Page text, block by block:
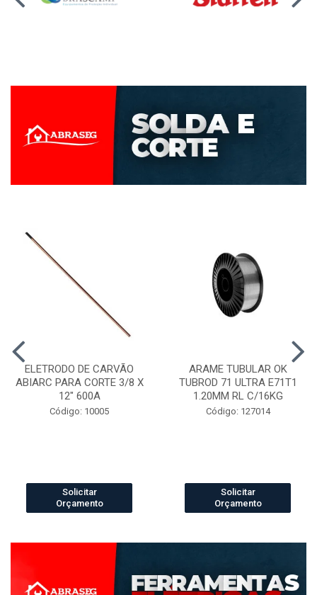
ELETRODO DE CARVÃO
ABIARC PARA CORTE 3/8 X
12" 600A
Código: 10005
Solicitar
Orçamento
ARAME TUBULAR OK
TUBROD 71 ULTRA E71T1
1.20MM RL C/16KG
Código: 127014
Solicitar
Orçamento